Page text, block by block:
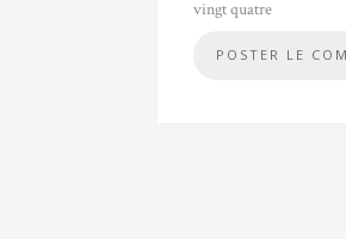
vingt quatre